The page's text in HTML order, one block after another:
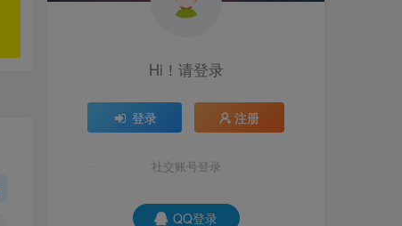
Hi！请登录
登录 注册
社交账号登录
QQ登录